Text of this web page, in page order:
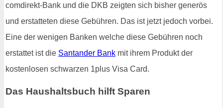
comdirekt-Bank und die DKB zeigten sich bisher generös
und erstatteten diese Gebühren. Das ist jetzt jedoch vorbei.
Eine der wenigen Banken welche diese Gebühren noch
erstattet ist die Santander Bank mit ihrem Produkt der
kostenlosen schwarzen 1plus Visa Card.
Das Haushaltsbuch hilft Sparen